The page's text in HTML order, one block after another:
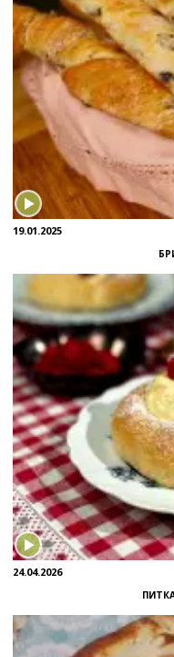
19.01.2025
24.04.2026